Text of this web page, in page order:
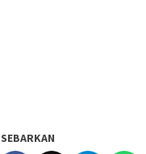
SEBARKAN